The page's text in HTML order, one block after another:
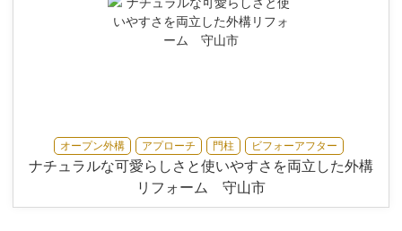
オープン外構 アプローチ 門柱 ビフォーアフター
ナチュラルな可愛らしさと使いやすさを両立した外構
リフォーム 守山市